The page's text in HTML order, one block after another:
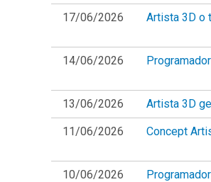
17/06/2026 Artista 3D o
14/06/2026
13/06/2026 Artista 3D
11/06/2026 Concept
10/06/2026